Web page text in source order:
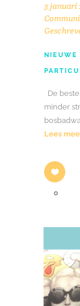
3 januari
NIEUWE
De
minder
Lees
0